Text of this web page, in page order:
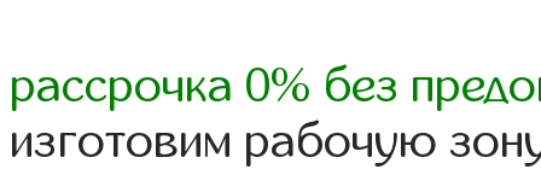
рассрочка 0% без
изготовим рабочую